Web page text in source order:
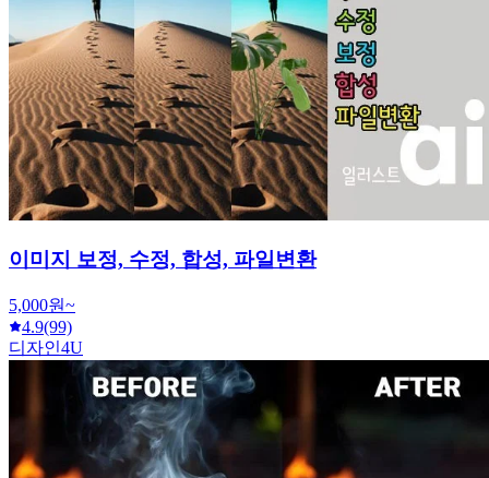
이미지 보정, 수정, 합성, 파일변환
5,000원~
4.9(99)
디자인4U